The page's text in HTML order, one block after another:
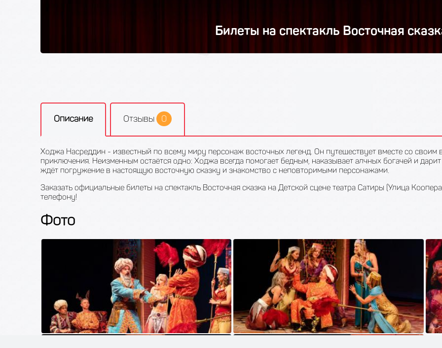
Билеты на спектакль Восточная
Описание Отзывы 0
Ходжа Насреддин - известный по всему миру персонаж восточных легенд. Он путешествует вместе со
приключения. Неизменным остаётся одно: Ходжа всегда помогает бедным, наказывает алчных богачей и
ждёт погружение в настоящую восточную сказку и знакомство с неповторимыми персонажами.
Заказать официальные билеты на спектакль Восточная сказка на Детской сцене театра Сатиры (Улица
телефону!
Фото